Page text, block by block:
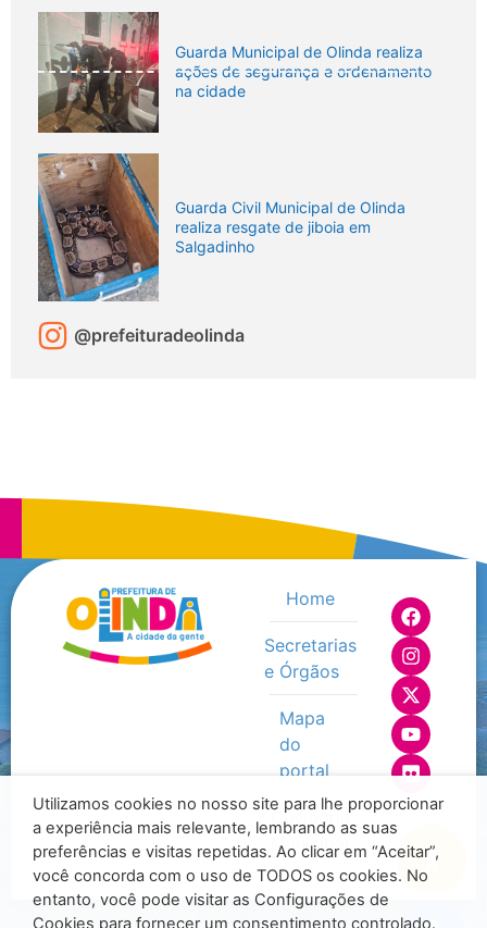
Guarda Municipal de Olinda realiza
ações de segurança e ordenamento
na cidade
Guarda Civil Municipal de Olinda
realiza resgate de jiboia em
Salgadinho
@prefeituradeolinda
Home
Secretarias
e Órgãos
Mapa
do
portal
Ouvidoria
Municipal
Utilizamos cookies no nosso site para lhe proporcionar
a experiência mais relevante, lembrando as suas
preferências e visitas repetidas. Ao clicar em “Aceitar”,
você concorda com o uso de TODOS os cookies. No
entanto, você pode visitar as Configurações de
Cookies para fornecer um consentimento controlado.